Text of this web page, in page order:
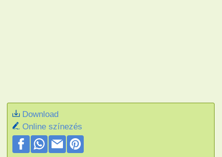
Download
Online színezés